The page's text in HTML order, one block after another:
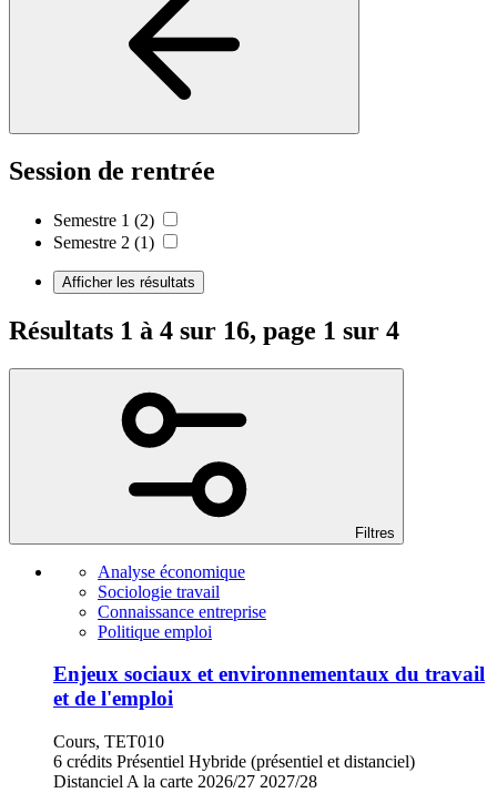
Session de rentrée
Semestre 1 (2)
Semestre 2 (1)
Afficher les résultats
Résultats 1 à 4 sur 16, page 1 sur 4
Filtres
Analyse économique
Sociologie travail
Connaissance entreprise
Politique emploi
Enjeux sociaux et environnementaux du travail
et de l'emploi
Cours, TET010
6 crédits Présentiel Hybride (présentiel et distanciel)
Distanciel A la carte 2026/27 2027/28